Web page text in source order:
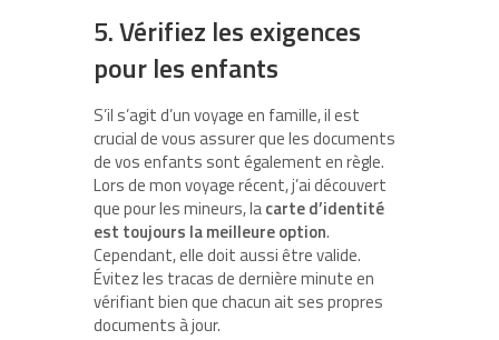
5. Vérifiez les exigences
pour les enfants
S’il s’agit d’un voyage en famille, il est
crucial de vous assurer que les documents
de vos enfants sont également en règle.
Lors de mon voyage récent, j’ai découvert
que pour les mineurs, lacarte d’identité
est toujours la meilleure option.
Cependant, elle doit aussi être valide.
Évitez les tracas de dernière minute en
vérifiant bien que chacun ait ses propres
documents à jour.